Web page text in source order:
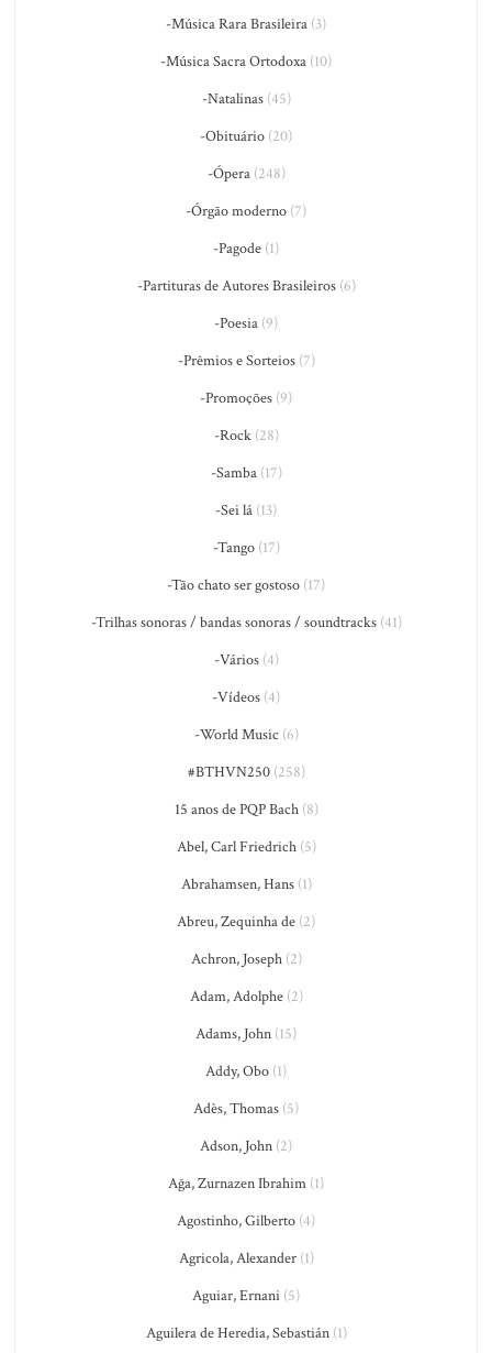
-Música Rara Brasileira (3)
-Música Sacra Ortodoxa (10)
-Natalinas(45)
-Obituário (20)
-Ópera(248)
-Órgão moderno (7)
-Pagode (1)
-Partituras de Autores Brasileiros(6)
-Poesia (9)
-Prêmios e Sorteios(7)
-Promoções (9)
-Rock(28)
-Samba(17)
-Sei lá (13)
-Tango(17)
-Tão chato ser gostoso (17)
-Trilhas sonoras / bandas sonoras / soundtracks(41)
-Vários(4)
-Vídeos (4)
-World Music (6)
#BTHVN250(258)
15 anos de PQP Bach(8)
Abel, Carl Friedrich(5)
Abrahamsen, Hans(1)
Abreu, Zequinha de (2)
Achron, Joseph(2)
Adam, Adolphe(2)
Adams, John (15)
Addy, Obo (1)
Adès, Thomas (5)
Adson, John (2)
Ağa, Zurnazen Ibrahim (1)
Agostinho, Gilberto (4)
Agricola, Alexander(1)
Aguiar, Ernani (5)
Aguilera de Heredia, Sebastián(1)